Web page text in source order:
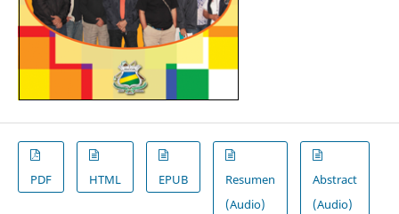
PDF HTML EPUB
Resumen
(Audio)
Abstract
(Audio)